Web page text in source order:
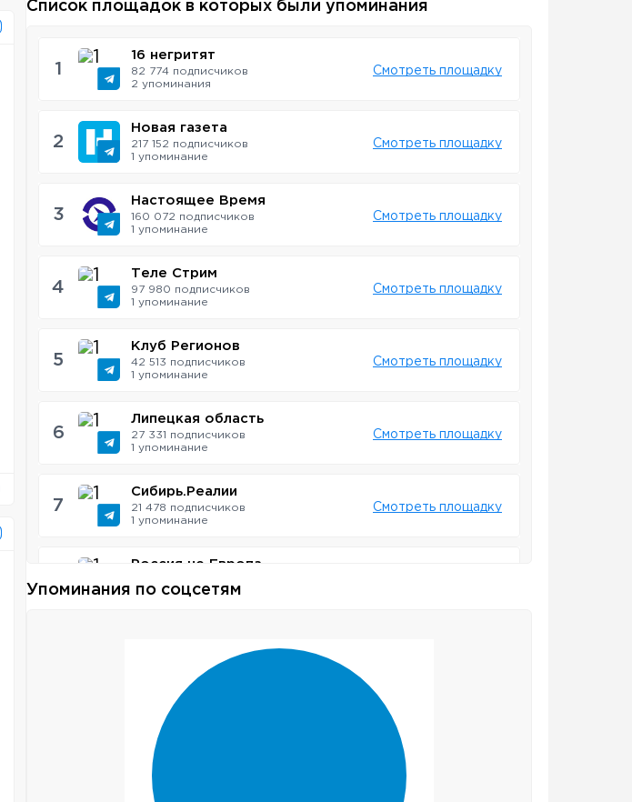
Список площадок в которых были упоминания
1
16 негритят
82 774 подписчиков
2 упоминания
Смотреть площадку
2
Новая газета
217 152 подписчиков
1 упоминаниe
Смотреть площадку
3
Настоящее Время
160 072 подписчиков
1 упоминаниe
Смотреть площадку
4
Теле Стрим
97 980 подписчиков
1 упоминаниe
Смотреть площадку
5
Клуб Регионов
42 513 подписчиков
1 упоминаниe
Смотреть площадку
6
Липецкая область
27 331 подписчиков
1 упоминаниe
Смотреть площадку
7
Сибирь.Реалии
21 478 подписчиков
1 упоминаниe
Смотреть площадку
Россия не Европа
1 упоминаниe
Упоминания по соцсетям